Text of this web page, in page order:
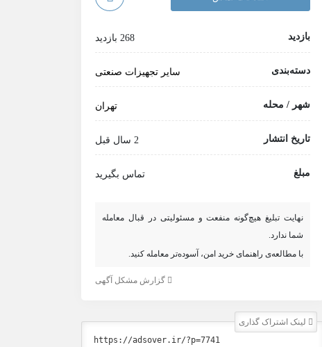
بازدید 268 بازدید
دسته‌بندی سایر تجهیزات صنعتی
شهر / محله تهران
تاریخ انتشار 2 سال قبل
مبلغ تماس بگیرید
نهایت تبلیغ هیچ‌گونه منفعت و مسئولیتی در قبال معامله
شما ندارد.
با مطالعه‌ی راهنمای خرید امن، آسوده‌تر معامله کنید.
گزارش مشکل آگهی
لینک اشتراک گذاری